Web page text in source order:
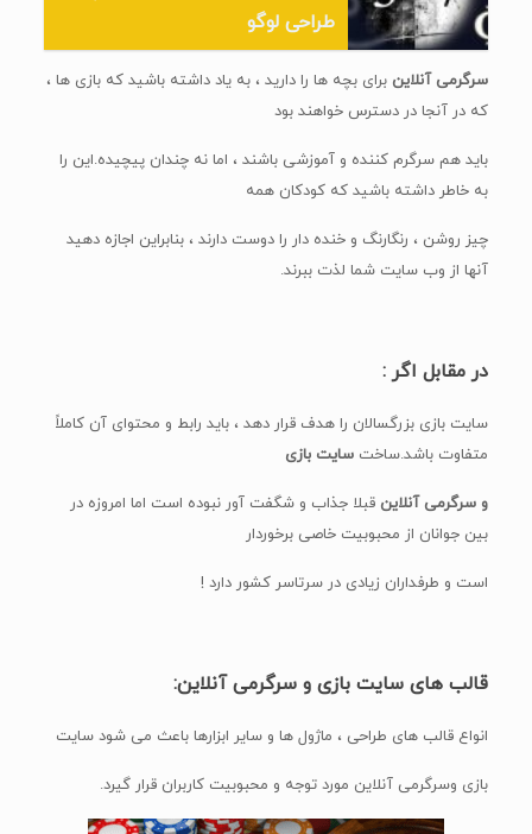
طراحی لوگو
سرگرمی آنلاین برای بچه ها را دارید ، به یاد داشته باشید که بازی ها ،
که در آنجا در دسترس خواهند بود
باید هم سرگرم کننده و آموزشی باشند ، اما نه چندان پیچیده.این را
به خاطر داشته باشید که کودکان همه
چیز روشن ، رنگارنگ و خنده دار را دوست دارند ، بنابراین اجازه دهید
آنها از وب سایت شما لذت ببرند.
در مقابل اگر :
سایت بازی بزرگسالان را هدف قرار دهد ، باید رابط و محتوای آن کاملاً
متفاوت باشد.ساخت سایت بازی
و سرگرمی آنلاین قبلا جذاب و شگفت آور نبوده است اما امروزه در
بین جوانان از محبوبیت خاصی برخوردار
است و طرفداران زیادی در سرتاسر کشور دارد !
قالب های سایت بازی و سرگرمی آنلاین:
انواع قالب های طراحی ، ماژول ها و سایر ابزارها باعث می شود سایت
بازی وسرگرمی آنلاین مورد توجه و محبوبیت کاربران قرار گیرد.